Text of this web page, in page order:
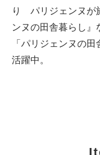
り パリジェンヌが
ンヌの田舎暮らし』
「パリジェンヌの
活躍中。